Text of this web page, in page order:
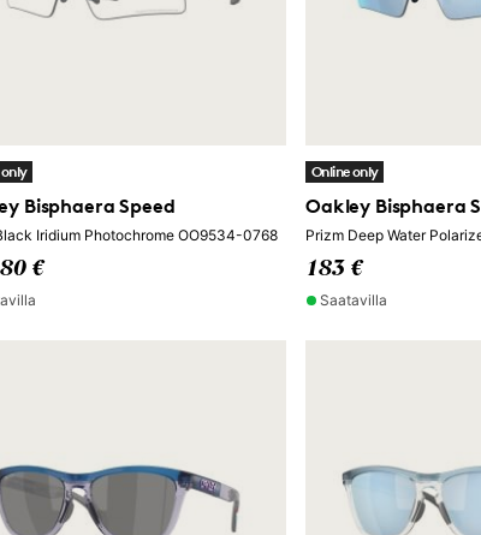
Bisphaera Speed
Iridium Photochrome OO9534-0768
€
Online only
Oakley Bisphaera
Prizm Deep Water
183 €
Saatavilla